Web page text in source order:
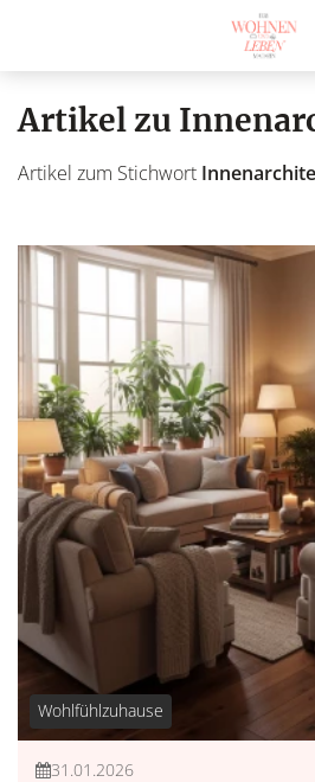
Artikel zu
Artikel zum Stichwort
Wohlfühlzuhause
31.01.2026